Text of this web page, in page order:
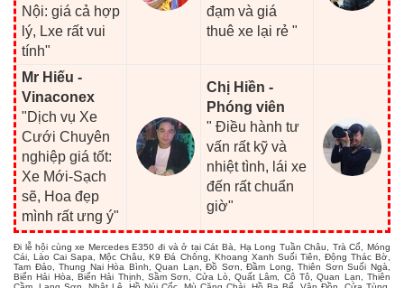
Nội: giá cả hợp
lý, Lxe rất vui
tính"
đạm và giá
thuê xe lại rẻ "
Mr Hiếu -
Vinaconex
"Dịch vụ Xe
Cưới Chuyên
nghiệp giá tốt:
Xe Mới-Sạch
sẽ, Hoa đẹp
mình rất ưng ý"
Chị Hiền -
Phóng viên
" Điều hành tư
vấn rất kỹ và
nhiệt tình, lái xe
đến rất chuẩn
giờ"
Đi lễ hội cùng xe Mercedes E350 đi và ở tại Cát Bà, Hạ Long Tuần Châu, Trà Cổ, Móng
Cái, Lào Cai Sapa, Mộc Châu, K9 Đá Chông, Khoang Xanh Suối Tiên, Động Thác Bờ,
Tam Đảo, Thung Nai Hòa Bình, Quan Lạn, Đồ Sơn, Đầm Long, Thiên Sơn Suối Ngà,
Biển Hải Hòa, Biển Hải Thịnh, Sầm Sơn, Cửa Lò, Quất Lâm, Cô Tô, Quan Lạn, Thiên